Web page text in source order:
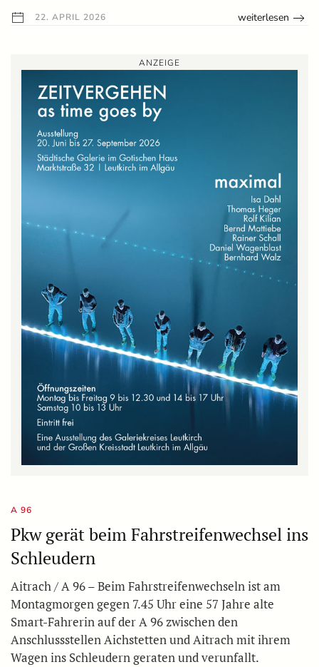
22. APRIL 2026 weiterlesen
ANZEIGE
A 96
Pkw gerät beim Fahrstreifenwechsel ins
Schleudern
Aitrach / A 96 – Beim Fahrstreifenwechseln ist am
Montagmorgen gegen 7.45 Uhr eine 57 Jahre alte
Smart-Fahrerin auf der A 96 zwischen den
Anschlussstellen Aichstetten und Aitrach mit ihrem
Wagen ins Schleudern geraten und verunfallt.